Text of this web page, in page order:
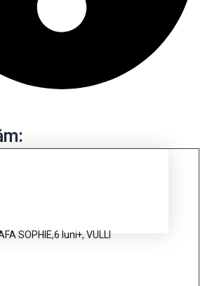
SOPHIE,6 luni+, VULLI